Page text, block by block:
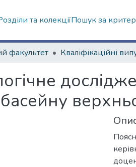
та колекціїПошук за
факультет